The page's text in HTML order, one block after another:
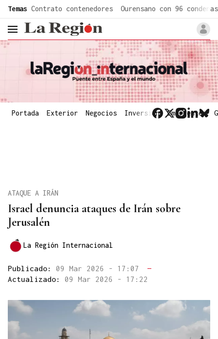
Temas Contrato contenedores Ourensano con 96 condenas
header.menu.open
Portada Exterior Negocios Inversión Emergentes
Israel denuncia ataques de Irán sobre
Jerusalén
ATAQUE A IRÁN
La Región Internacional
Publicado: 09 Mar 2026 - 17:07
—
Actualizado: 09 Mar 2026 - 17:22